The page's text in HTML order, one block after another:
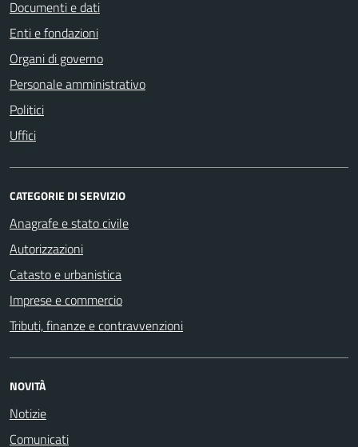
Documenti e dati
Enti e fondazioni
Organi di governo
Personale amministrativo
Politici
Uffici
CATEGORIE DI SERVIZIO
Anagrafe e stato civile
Autorizzazioni
Catasto e urbanistica
Imprese e commercio
Tributi, finanze e contravvenzioni
NOVITÀ
Notizie
Comunicati